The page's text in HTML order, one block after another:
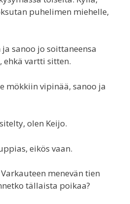
puhelimen miehelle,
sanoo jo soittaneensa
ehkä vartti sitten.
mökkiin vipinää, sanoo ja
olen Keijo.
eikös vaan.
menevän tien
tällaista poikaa?